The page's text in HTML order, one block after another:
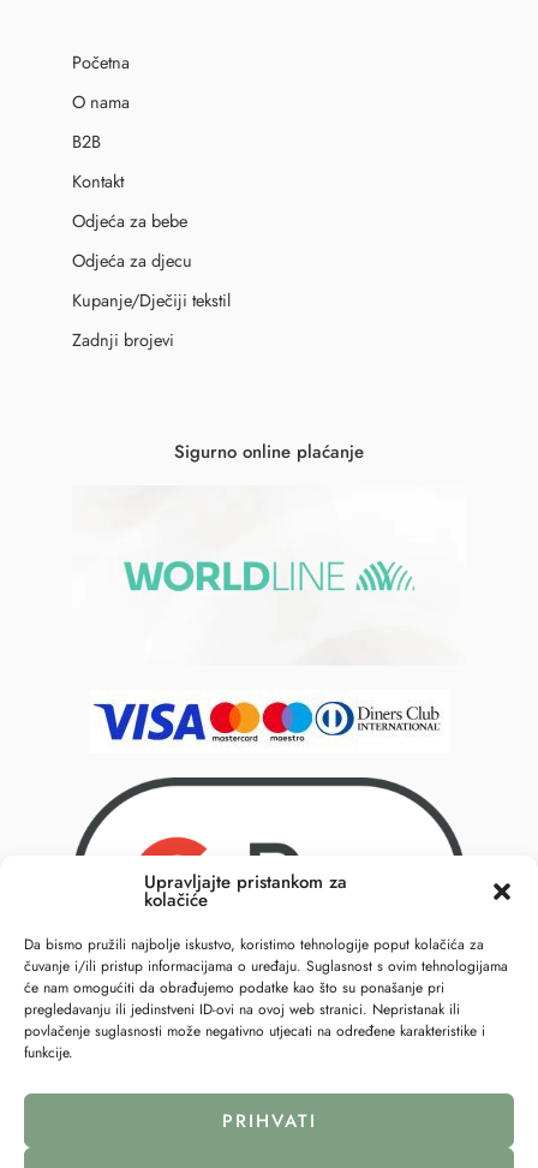
Upravljajte pristankom za
kolačiće
Da bismo pružili najbolje iskustvo, koristimo tehnologije poput kolačića za
čuvanje i/ili pristup informacijama o uređaju. Suglasnost s ovim tehnologijama
će nam omogućiti da obrađujemo podatke kao što su ponašanje pri
pregledavanju ili jedinstveni ID-ovi na ovoj web stranici. Nepristanak ili
povlačenje suglasnosti može negativno utjecati na određene karakteristike i
funkcije.
PRIHVATI
Početna
O nama
B2B
Kontakt
Odjeća za bebe
Odjeća za djecu
Kupanje/Dječiji tekstil
Zadnji brojevi
Sigurno online plaćanje